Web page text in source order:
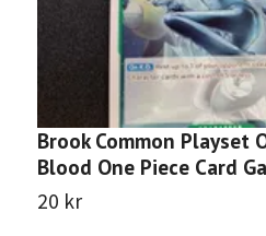
Brook Common Playset
Blood One Piece Card
20 kr